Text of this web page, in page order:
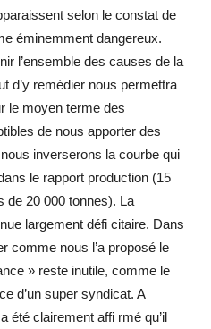
selon le constat de
éminemment dangereux.
l’ensemble des causes de la
d’y remédier nous permettra
le moyen terme des
de nous apporter des
inverserons la courbe qui
le rapport production (15
de 20 000 tonnes). La
largement défi citaire. Dans
comme nous l’a proposé le
» reste inutile, comme le
d’un super syndicat. A
été clairement affi rmé qu’il